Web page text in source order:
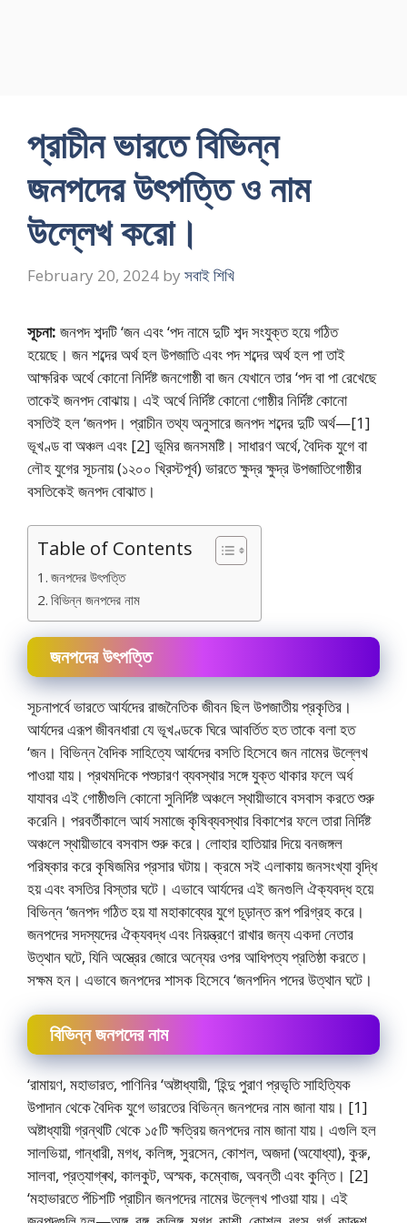
প্রাচীন ভারতে বিভিন্ন
জনপদের উৎপত্তি ও নাম
উল্লেখ করাে।
February 20, 2024 by সবাই শিখি
সূচনা: জনপদ শব্দটি ‘জন এবং ‘পদ নামে দুটি শব্দ সংযুক্ত হয়ে গঠিত
হয়েছে। জন শব্দের অর্থ হল উপজাতি এবং পদ শব্দের অর্থ হল পা তাই
আক্ষরিক অর্থে কোনো নির্দিষ্ট জনগােষ্ঠী বা জন যেখানে তার ‘পদ বা পা রেখেছে
তাকেই জনপদ বােঝায়। এই অর্থে নির্দিষ্ট কোনাে গােষ্ঠীর নির্দিষ্ট কোনাে
বসতিই হল ‘জনপদ। প্রাচীন তথ্য অনুসারে জনপদ শব্দের দুটি অর্থ—[1]
ভূখণ্ড বা অঞ্চল এবং [2] ভূমির জনসমষ্টি। সাধারণ অর্থে, বৈদিক যুগে বা
লৌহ যুগের সূচনায় (১২০০ খ্রিস্টপূর্ব) ভারতে ক্ষুদ্র ক্ষুদ্র উপজাতিগােষ্ঠীর
বসতিকেই জনপদ বােঝাত।
Table of Contents
জনপদের উৎপত্তি
বিভিন্ন জনপদের নাম
জনপদের উৎপত্তি
সূচনাপর্বে ভারতে আর্যদের রাজনৈতিক জীবন ছিল উপজাতীয় প্রকৃতির।
আর্যদের এরূপ জীবনধারা যে ভূখণ্ডকে ঘিরে আবর্তিত হত তাকে বলা হত
‘জন। বিভিন্ন বৈদিক সাহিত্যে আর্যদের বসতি হিসেবে জন নামের উল্লেখ
পাওয়া যায়। প্রথমদিকে পশুচারণ ব্যবস্থার সঙ্গে যুক্ত থাকার ফলে অর্ধ
যাযাবর এই গােষ্ঠীগুলি কোনাে সুনির্দিষ্ট অঞ্চলে স্থায়ীভাবে বসবাস করতে শুরু
করেনি। পরবর্তীকালে আর্য সমাজে কৃষিব্যবস্থার বিকাশের ফলে তারা নির্দিষ্ট
অঞ্চলে স্থায়ীভাবে বসবাস শুরু করে। লােহার হাতিয়ার দিয়ে বনজঙ্গল
পরিষ্কার করে কৃষিজমির প্রসার ঘটায়। ক্রমে সই এলাকায় জনসংখ্যা বৃদ্ধি
হয় এবং বসতির বিস্তার ঘটে। এভাবে আর্যদের এই জনগুলি ঐক্যবদ্ধ হয়ে
বিভিন্ন ‘জনপদ গঠিত হয় যা মহাকাব্যের যুগে চূড়ান্ত রূপ পরিগ্রহ করে।
জনপদের সদস্যদের ঐক্যবদ্ধ এবং নিয়ন্ত্রণে রাখার জন্য একদা নেতার
উত্থান ঘটে, যিনি অস্ত্রের জোরে অন্যের ওপর আধিপত্য প্রতিষ্ঠা করতে।
সক্ষম হন। এভাবে জনপদের শাসক হিসেবে ‘জনপদিন পদের উত্থান ঘটে।
বিভিন্ন জনপদের নাম
‘রামায়ণ, মহাভারত, পাণিনির ‘অষ্টাধ্যায়ী, ‘হিন্দু পুরাণ প্রভৃতি সাহিত্যিক
উপাদান থেকে বৈদিক যুগে ভারতের বিভিন্ন জনপদের নাম জানা যায়। [1]
অষ্টাধ্যায়ী গ্রন্থটি থেকে ১৫টি ক্ষত্রিয় জনপদের নাম জানা যায়। এগুলি হল
সালভিয়া, গান্ধারী, মগধ, কলিঙ্গ, সুরসেন, কোশল, অজদা (অযােধ্যা), কুরু,
সালবা, প্রত্যাগ্ৰথ, কালকুট, অস্মক, কম্বােজ, অবন্তী এবং কুন্তি। [2]
‘মহাভারতে পঁচিশটি প্রাচীন জনপদের নামের উল্লেখ পাওয়া যায়। এই